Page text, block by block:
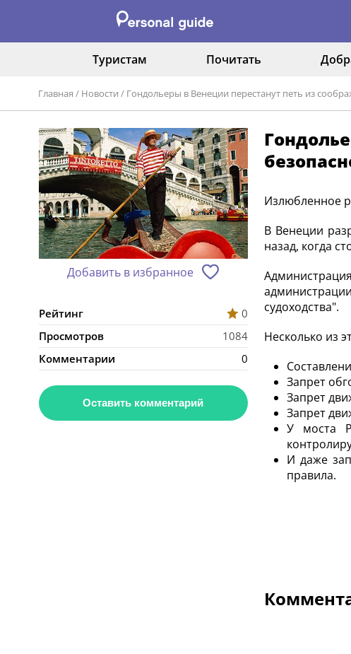
Туристам Почитать
Главная / Новости / Гондольеры в Венеции перестанут петь из
Добавить в избранное
Рейтинг
0
Просмотров
1084
Комментарии
0
Оставить комментарий
Излюбленное
В Венеции
назад, когда
судоходства".
Несколько из
Запрет
Запрет
Запрет
У моста
И даже
правила.